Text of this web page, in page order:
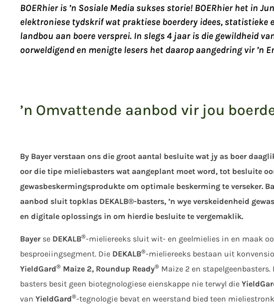
BOERhier is ’n Sosiale Media sukses storie! BOERhier het in
elektroniese tydskrif wat praktiese boerdery idees, statistieke
landbou aan boere versprei. In slegs 4 jaar is die gewildheid
oorweldigend en menigte lesers het daarop aangedring vir ’n
’n Omvattende aanbod vir jou
By Bayer verstaan ons die groot aantal besluite wat jy as boer
oor die tipe mieliebasters wat aangeplant moet word, tot besluite
gewasbeskermingsprodukte om optimale beskerming te verseker.
aanbod sluit topklas DEKALB®-basters, ’n wye verskeidenheid
en digitale oplossings in om hierdie besluite te vergemaklik.
Bayerse DEKALB®-mieliereeks sluit wit- en geelmielies in en maak
besproeiingsegment. Die DEKALB®-mieliereeks bestaan uit
YieldGard® Maize 2, Roundup Ready® Maize 2 en
basters besit geen biotegnologiese eienskappe nie terwyl die
van YieldGard®-tegnologie bevat en weerstand bied teen